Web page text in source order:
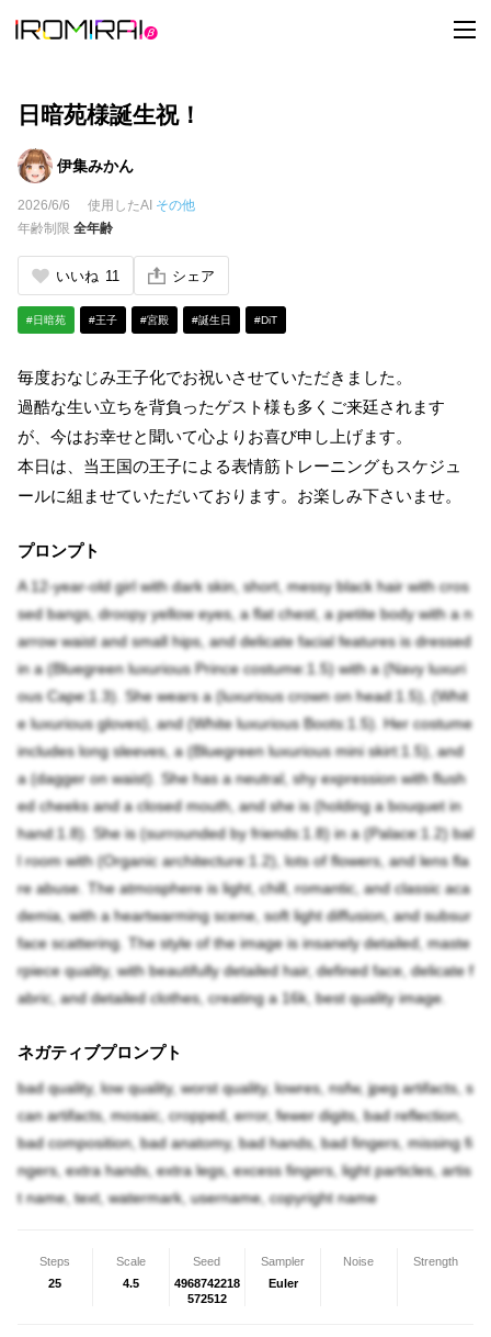
t
o
日暗苑様誕生祝！
伊集みかん
2026/6/6 使用したAI その他
年齢制限 全年齢
いいね 11 シェア
#日暗苑 #王子 #宮殿 #誕生日 #DiT
毎度おなじみ王子化でお祝いさせていただきました。
過酷な生い立ちを背負ったゲスト様も多くご来廷されます
が、今はお幸せと聞いて心よりお喜び申し上げます。
本日は、当王国の王子による表情筋トレーニングもスケジュ
ールに組ませていただいております。お楽しみ下さいませ。
プロンプト
A 12-year-old girl with dark skin, short, messy black hair with cros
sed bangs, droopy yellow eyes, a flat chest, a petite body with a n
arrow waist and small hips, and delicate facial features is dressed
in a (Bluegreen luxurious Prince costume:1.5) with a (Navy luxuri
ous Cape:1.3). She wears a (luxurious crown on head:1.5), (Whit
e luxurious gloves), and (White luxurious Boots:1.5). Her costume
includes long sleeves, a (Bluegreen luxurious mini skirt:1.5), and
a (dagger on waist). She has a neutral, shy expression with flush
ed cheeks and a closed mouth, and she is (holding a bouquet in
hand:1.8). She is (surrounded by friends:1.8) in a (Palace:1.2) bal
l room with (Organic architecture:1.2), lots of flowers, and lens fla
re abuse. The atmosphere is light, chill, romantic, and classic aca
demia, with a heartwarming scene, soft light diffusion, and subsur
face scattering. The style of the image is insanely detailed, maste
rpiece quality, with beautifully detailed hair, defined face, delicate f
abric, and detailed clothes, creating a 16k, best quality image.
ネガティブプロンプト
bad quality, low quality, worst quality, lowres, nsfw, jpeg artifacts, s
can artifacts, mosaic, cropped, error, fewer digits, bad reflection,
bad composition, bad anatomy, bad hands, bad fingers, missing fi
ngers, extra hands, extra legs, excess fingers, light particles, artis
t name, text, watermark, username, copyright name
Steps
25
Scale
4.5
Seed
4968742218
572512
Sampler
Euler
Noise Strength